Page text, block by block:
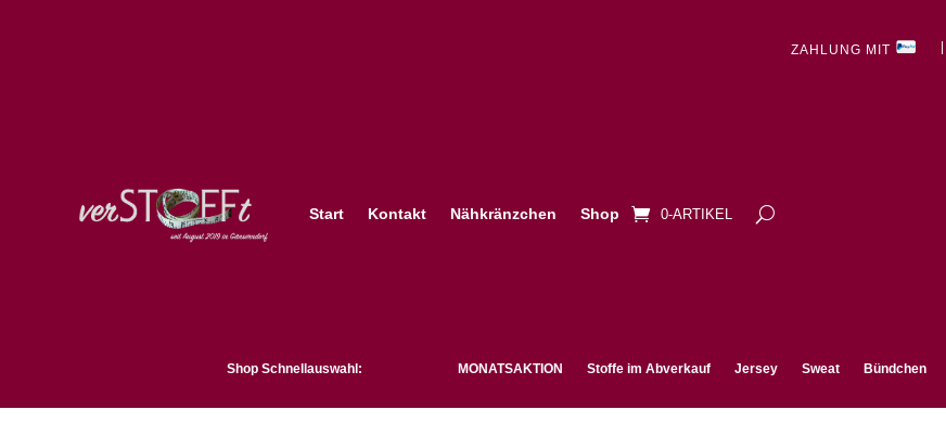
ZAHLUNG MIT
Start Kontakt Nähkränzchen Shop 0-ARTIKEL
Shop Schnellauswahl: MONATSAKTION Stoffe im Abverkauf Jersey Sweat Bündchen